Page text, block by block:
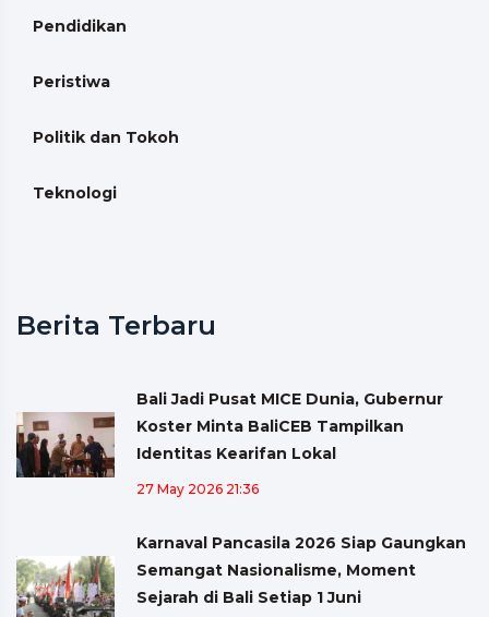
Pendidikan
Peristiwa
Politik dan Tokoh
Teknologi
Berita Terbaru
Bali Jadi Pusat MICE Dunia, Gubernur
Koster Minta BaliCEB Tampilkan
Identitas Kearifan Lokal
27 May 2026 21:36
Karnaval Pancasila 2026 Siap Gaungkan
Semangat Nasionalisme, Moment
Sejarah di Bali Setiap 1 Juni